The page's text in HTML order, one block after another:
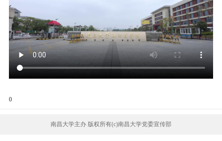
0
南昌大学主办 版权所有(c)南昌大学党委宣传部